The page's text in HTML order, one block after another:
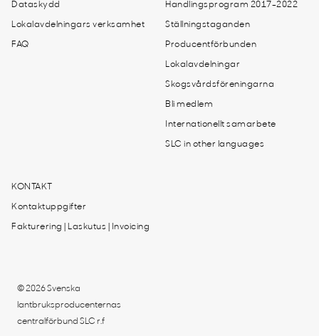
Dataskydd
Lokalavdelningars verksamhet
FAQ
Handlingsprogram 2017-2022
Ställningstaganden
Producentförbunden
Lokalavdelningar
Skogsvårdsföreningarna
Bli medlem
Internationellt samarbete
SLC in other languages
KONTAKT
Kontaktuppgifter
Fakturering | Laskutus | Invoicing
© 2026 Svenska
lantbruksproducenternas
centralförbund SLC r.f